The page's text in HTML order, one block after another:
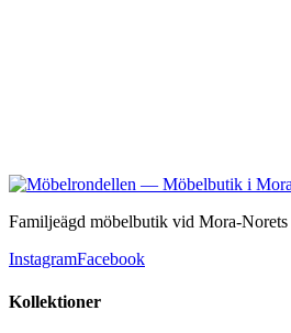
Familjeägd möbelbutik vid Mora-
InstagramFacebook
Kollektioner